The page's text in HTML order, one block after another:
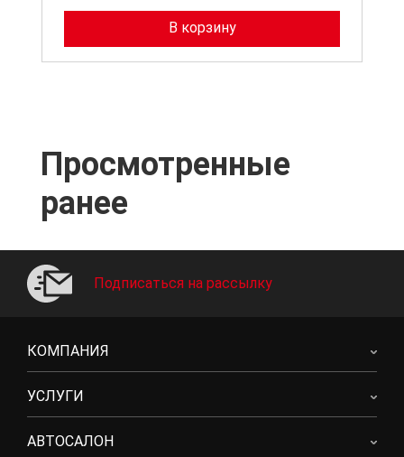
В корзину
Просмотренные
ранее
Подписаться на рассылку
КОМПАНИЯ
УСЛУГИ
АВТОСАЛОН